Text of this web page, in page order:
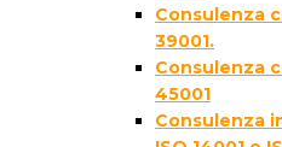
Consulenza
39001.
Consulenza
45001
Consulenza